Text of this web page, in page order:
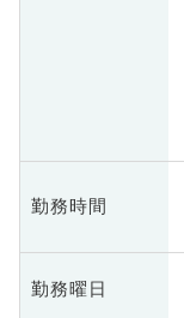
勤務時間
勤務曜日